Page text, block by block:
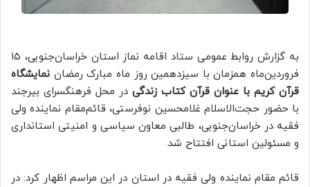
به گزارش روابط عمومی ستاد اقامه نماز استان خراسان‌جنوبی، ۱۵
فروردین‌ماه همزمان با سیزدهمین روز ماه مبارک رمضان نمایشگاه
قرآن کریم با عنوان قرآن کتاب زندگی در محل فرهنگسرای بیرجند
با حضور حجت‌الاسلام غلامحسین نوفرستی، قائم‌مقام نماینده ولی
فقيه در خراسان‌جنوبی، طالبی معاون سیاسی و امنیتی استانداری
و مسئولین استانی افتتاح شد.
قائم مقام نماینده ولی فقیه در استان در این مراسم اظهار کرد: در